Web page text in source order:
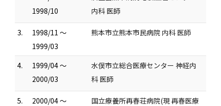
1998/10
内科 医師
3.
1998/11 ～
1999/03
熊本市立熊本市民病院 内科 医師
4.
1999/04 ～
2000/03
水俣市立総合医療センター 神経内
科 医師
5.
2000/04 ～
国立療養所再春荘病院(現 再春医療